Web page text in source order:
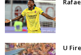
U